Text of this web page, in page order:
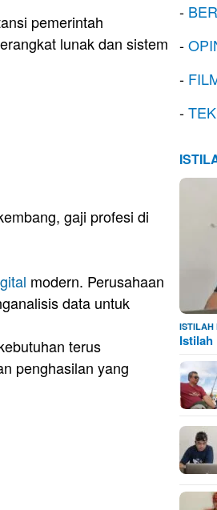
pemerintah
lunak dan sistem
gaji profesi di
modern. Perusahaan
data untuk
terus
penghasilan yang
-
-
-
-
ISTILAH
Istilah